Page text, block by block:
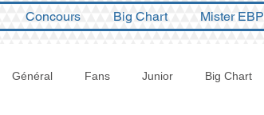
Concours Big Chart Mister EBP
Général Fans Junior Big Chart